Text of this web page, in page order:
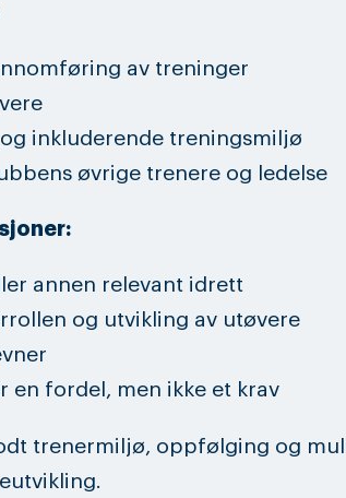
av treninger
inkluderende treningsmiljø
øvrige trenere og ledelse
annen relevant idrett
og utvikling av utøvere
en fordel, men ikke et krav
trenermiljø, oppfølging og